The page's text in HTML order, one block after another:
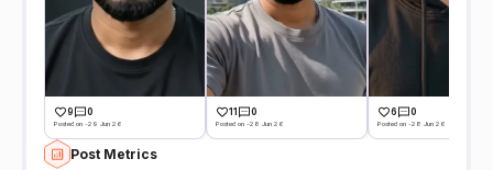
9 0
Posted on -29 Jun 26
11 0
Posted on -28 Jun 26
6 0
Posted on -28 Jun 26
Post Metrics